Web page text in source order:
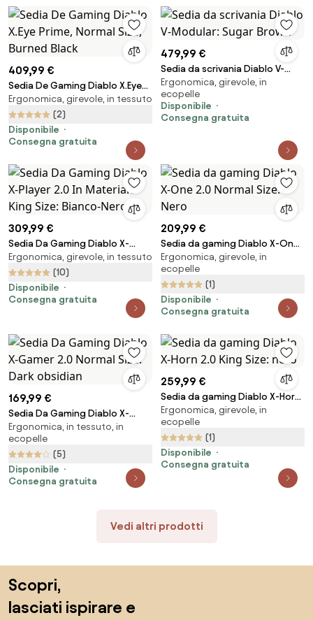
409,99 €
Sedia De Gaming Diablo X.Eye
Prime, Normal Size, Burned Black
Ergonomica, girevole, in tessuto
(2)
Disponibile
Consegna gratuita
479,99 €
Sedia da scrivania Diablo V-
Modular: Sugar Brown
Ergonomica, girevole, in
ecopelle
Disponibile
Consegna gratuita
309,99 €
Sedia Da Gaming Diablo X-
Player 2.0 In Materiale King Size:
Bianco-Nero
Ergonomica, girevole, in tessuto
(10)
Disponibile
Consegna gratuita
209,99 €
Sedia da gaming Diablo X-One
2.0 Normal Size: Nero
Ergonomica, girevole, in
ecopelle
(1)
Disponibile
Consegna gratuita
169,99 €
Sedia Da Gaming Diablo X-
Gamer 2.0 Normal Size: Dark
obsidian
Ergonomica, in tessuto, in
ecopelle
(5)
Disponibile
Consegna gratuita
259,99 €
Sedia da gaming Diablo X-Horn
2.0 King Size: nero
Ergonomica, girevole, in
ecopelle
(1)
Disponibile
Consegna gratuita
Vedi altri prodotti
Scopri,
lasciati ispirare e